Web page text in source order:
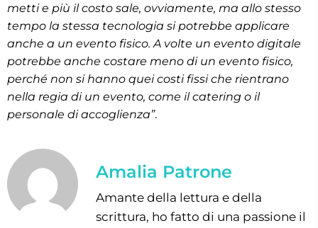
metti e più il costo sale, ovviamente, ma allo stesso
tempo la stessa tecnologia si potrebbe applicare
anche a un evento fisico. A volte un evento digitale
potrebbe anche costare meno di un evento fisico,
perché non si hanno quei costi fissi che rientrano
nella regia di un evento, come il catering o il
personale di accoglienza”.
Amalia Patrone
Amante della lettura e della
scrittura, ho fatto di una passione il